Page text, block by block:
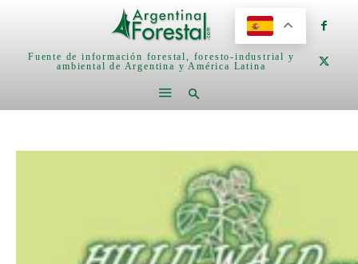
Fuente de información forestal, foresto-industrial y
ambiental de Argentina y América Latina